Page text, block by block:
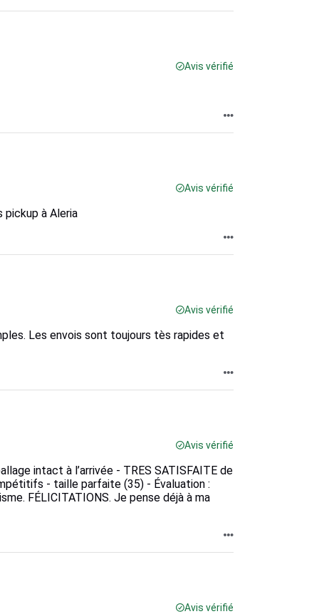
Avis vérifié
Avis vérifié
pickup à Aleria
Avis vérifié
Les envois sont toujours tès rapides et
Avis vérifié
intact à l’arrivée - TRES SATISFAITE de
- taille parfaite (35) - Évaluation :
FÉLICITATIONS. Je pense déjà à ma
Avis vérifié